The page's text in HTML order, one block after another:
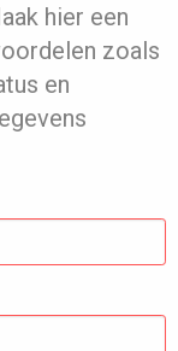
hier een
zoals
en